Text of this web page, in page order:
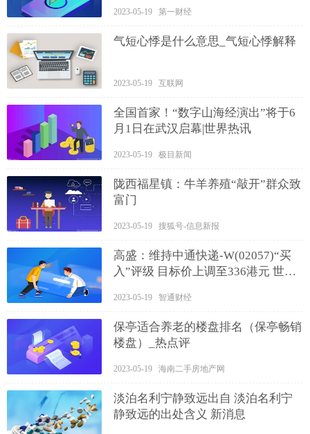
2023-05-19 第一财经
气短心悸是什么意思_气短心悸解释
2023-05-19 互联网
全国首家！“数字山海经演出”将于6
月1日在武汉启幕|世界热讯
2023-05-19 极目新闻
陇西福星镇：牛羊养殖“敲开”群众致
富门
2023-05-19 搜狐号-信息新报
高盛：维持中通快递-W(02057)“买
入”评级 目标价上调至336港元 世界
2023-05-19 智通财经
保亭适合养老的楼盘排名（保亭畅销
楼盘）_热点评
2023-05-19 海南二手房地产网
淡泊名利宁静致远出自 淡泊名利宁
静致远的出处含义 新消息